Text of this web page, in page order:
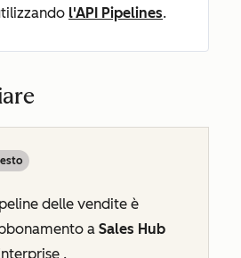
l'API Pipelines.
delle vendite è
a Sales Hub
.